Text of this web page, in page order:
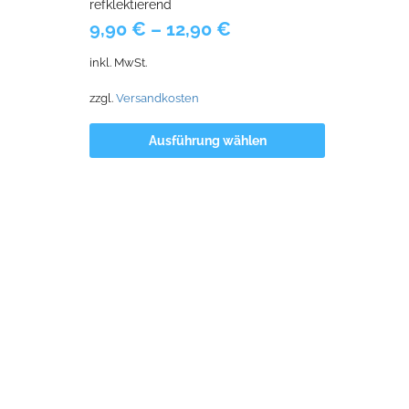
refklektierend
9,90 € –12,90 €
inkl. MwSt.
zzgl.Versandkosten
Ausführung wählen